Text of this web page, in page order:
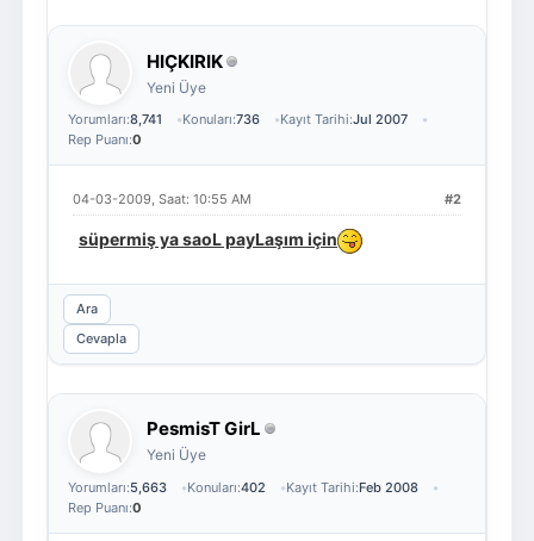
HIÇKIRIK
Yeni Üye
Yorumları:8,741 Konuları:736 Kayıt Tarihi:Jul 2007
Rep Puanı:0
#2
04-03-2009, Saat: 10:55 AM
süpermiş ya saoL payLaşım için
Ara
Cevapla
PesmisT GirL
Yeni Üye
Yorumları:5,663 Konuları:402 Kayıt Tarihi:Feb 2008
Rep Puanı:0